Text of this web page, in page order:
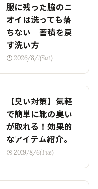
服に残った脇のニ
オイは洗っても落
ちない｜蓄積を戻
す洗い方
2026/8/1(Sat)
【臭い対策】気軽
で簡単に靴の臭い
が取れる！効果的
なアイテム紹介。
2019/8/6(Tue)